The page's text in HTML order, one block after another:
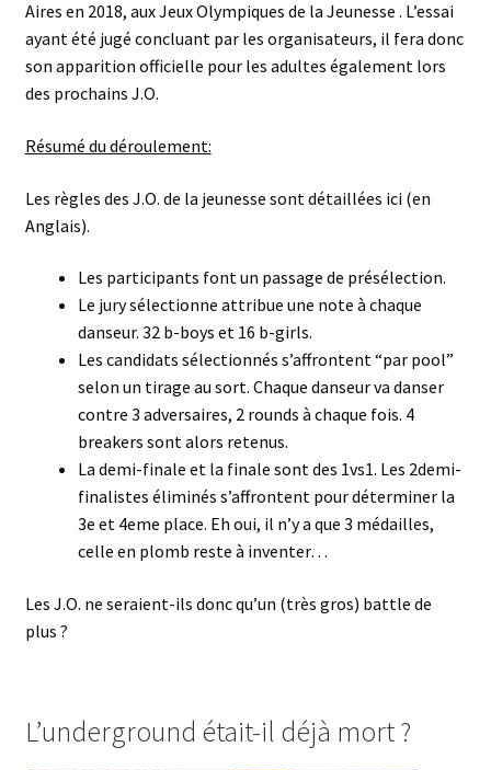
Aires en 2018, aux Jeux Olympiques de la Jeunesse . L’essai
ayant été jugé concluant par les organisateurs, il fera donc
son apparition officielle pour les adultes également lors
des prochains J.O.
Résumé du déroulement:
Les règles des J.O. de la jeunesse sont détaillées ici(en
Anglais).
Les participants font un passage de présélection.
Le jury sélectionne attribue une note à chaque
danseur. 32 b-boys et 16 b-girls.
Les candidats sélectionnés s’affrontent “par pool”
selon un tirage au sort. Chaque danseur va danser
contre 3 adversaires, 2 rounds à chaque fois. 4
breakers sont alors retenus.
La demi-finale et la finale sont des 1vs1. Les 2demi-
finalistes éliminés s’affrontent pour déterminer la
3e et 4eme place. Eh oui, il n’y a que 3 médailles,
celle en plomb reste à inventer…
Les J.O. ne seraient-ils donc qu’un (très gros) battle de
plus ?
L’underground était-il déjà mort ?